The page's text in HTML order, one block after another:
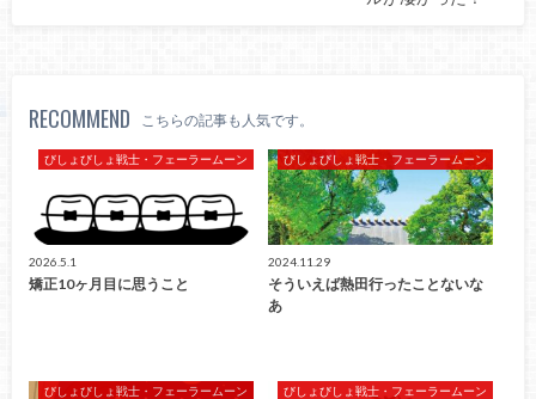
RECOMMEND こちらの記事も人気です。
びしょびしょ戦士・フェーラームーン
2026.5.1
矯正10ヶ月目に思うこと
びしょびしょ戦士・フェーラームーン
2024.11.29
そういえば熱田行ったことないな
あ
びしょびしょ戦士・フェーラームーン びしょびしょ戦士・フェーラームーン